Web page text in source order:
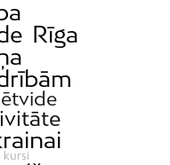
Rīga
kursi